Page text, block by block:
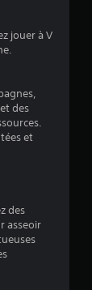
jouer à V
des
et
des
asseoir